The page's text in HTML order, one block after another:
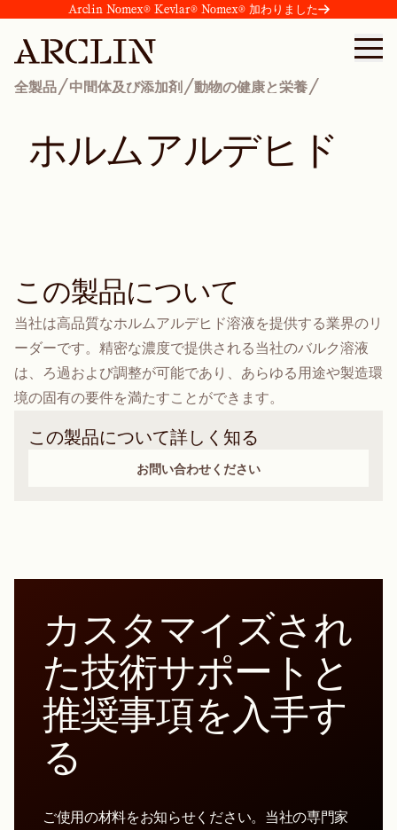
Arclin Nomex® Kevlar® Nomex® 加わりました
全製品/中間体及び添加剤/動物の健康と栄養/
ホルムアルデヒ ド
この製品について
当社は高品質なホルムアルデヒド溶液を提供する業界のリ
ーダーです。精密な濃度で提供される当社のバルク溶液
は、ろ過および調整が可能であり、あらゆる用途や製造環
境の固有の要件を満たすことができます。
この製品について詳しく知る
お問い合わせください
カスタマイズされ
た技術サポートと
推奨事項を入手す
る
ご使用の材料をお知らせください。当社の専門家